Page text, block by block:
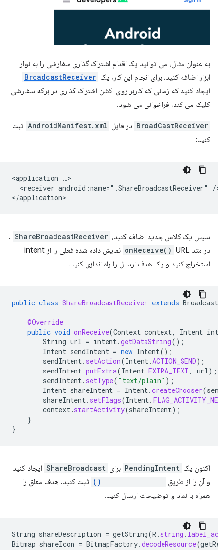
به عنوان مثال، می توانید یک اقدام اشتراک گذاری سفارشی را به نوار
ابزار اضافه کنید. برای انجام این کار، یک BroadcastReceiver
ایجاد کنید که زمانی که کاربر روی اکشن اشتراک گذاری در برگه سفارشی
کلیک می کند، فراخوانی می شود.
BroadCastReceiver در فایل AndroidManifest.xml ثبت
کنید:
<application
<receiver android:name=".ShareBroadcastReceiver"
/
سپس یک کلاس جدید اضافه کنید، ShareBroadcastReceiver
.
در متد
onReceive()
URL نمایش داده شده فعلی را از intent
استخراج کنید و یک هدف ارسال را راه اندازی کنید.
public class ShareBroadcastReceiver extends
@Override
public void onReceive(Context context, Intent
String url = intent.getDataString();
Intent sendIntent = new Intent();
sendIntent. setAction(Intent.ACTION_SEND);
sendIntent.putExtra(Intent.EXTRA_TEXT, url);
sendIntent. setType( "text/plain" );
Intent shareIntent = Intent.createChooser(
shareIntent. setFlags(Intent.
context. startActivity(shareIntent);
}
}
اکنون یک PendingIntent برای ShareBroadcast ایجاد کنید
و آن را از طریق
ثبت کنید. هدف معلق را
همراه با نماد و توضیحات ارسال کنید.
String shareDescription = getString(R . string .
Bitmap shareIcon = BitmapFactory.decodeResource(